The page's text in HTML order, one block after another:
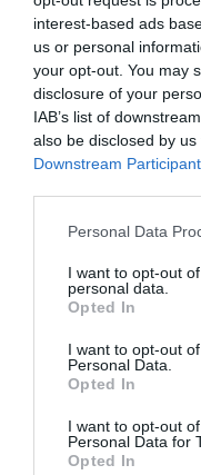
interest-based ads
us or personal
your opt-out. You may
disclosure of your
IAB’s list of
also be disclosed by
Downstream
Personal Data
I want to opt-out
personal data.
Opted In
I want to opt-out
Personal Data.
Opted In
I want to opt-out
Personal Data for
Opted In
Photo by
βραδιάς:
Καλύτερο
Τραγούδι της